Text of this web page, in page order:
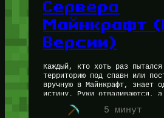
Сервера
Майнкрафт
Версии)
Каждый, кто хоть раз пытался
территорию под спавн или
вручную в Майнкрафт, знает
истину. Руки отваливаются, а
умирает где-то на третьем
блоков.…
5 минут